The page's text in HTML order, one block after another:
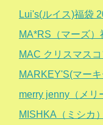
Lui's(ルイス)福袋
MA*RS（マーズ）
MAC クリスマスコ
MARKEY'S(マー
merry jenny（メリ
MISHKA（ミシカ